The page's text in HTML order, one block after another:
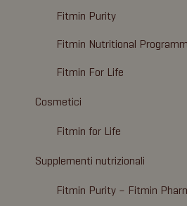
Fitmin Purity
Fitmin Nutritional
Fitmin For Life
Cosmetici
Fitmin for Life
Supplementi nutrizionali
Fitmin Purity – Fitmin